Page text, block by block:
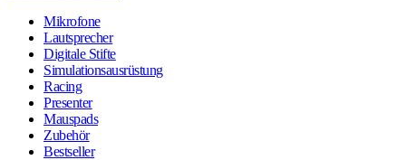
Mikrofone
Lautsprecher
Digitale Stifte
Simulationsausrüstung
Racing
Presenter
Mauspads
Zubehör
Bestseller